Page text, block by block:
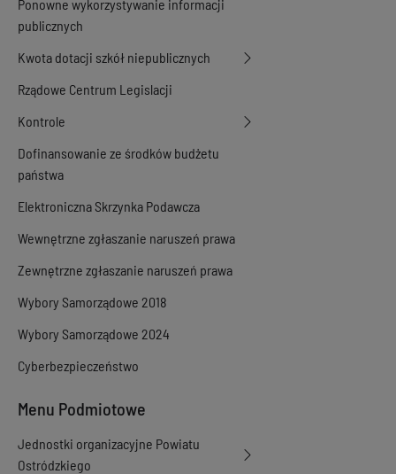
Ponowne wykorzystywanie informacji
publicznych
Kwota dotacji szkół niepublicznych
Rządowe Centrum Legislacji
Kontrole
Dofinansowanie ze środków budżetu
państwa
Elektroniczna Skrzynka Podawcza
Wewnętrzne zgłaszanie naruszeń prawa
Zewnętrzne zgłaszanie naruszeń prawa
Wybory Samorządowe 2018
Wybory Samorządowe 2024
Cyberbezpieczeństwo
Menu Podmiotowe
Jednostki organizacyjne Powiatu
Ostródzkiego